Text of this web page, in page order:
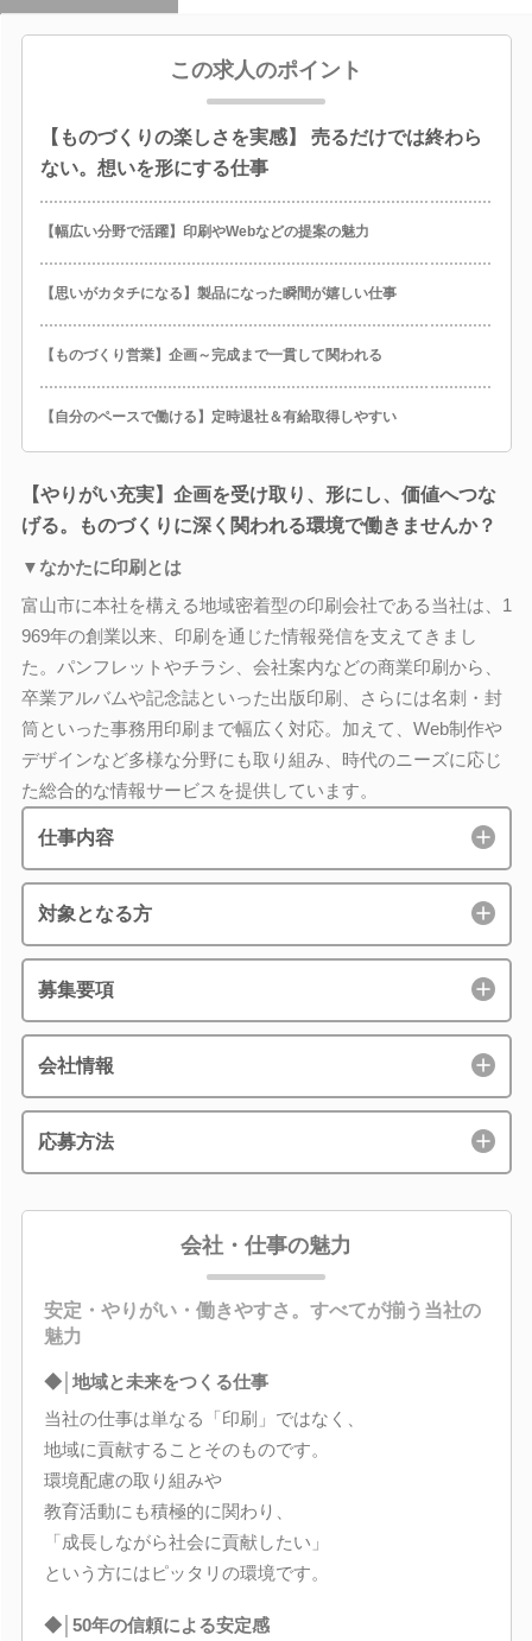
この求人のポイント
【ものづくりの楽しさを実感】 売るだけでは終わら
ない。想いを形にする仕事
【幅広い分野で活躍】印刷やWebなどの提案の魅力
【思いがカタチになる】製品になった瞬間が嬉しい仕事
【ものづくり営業】企画～完成まで一貫して関われる
【自分のペースで働ける】定時退社＆有給取得しやすい
【やりがい充実】企画を受け取り、形にし、価値へつな
げる。ものづくりに深く関われる環境で働きませんか？
▼なかたに印刷とは
富山市に本社を構える地域密着型の印刷会社である当社は、1
969年の創業以来、印刷を通じた情報発信を支えてきまし
た。パンフレットやチラシ、会社案内などの商業印刷から、
卒業アルバムや記念誌といった出版印刷、さらには名刺・封
筒といった事務用印刷まで幅広く対応。加えて、Web制作や
デザインなど多様な分野にも取り組み、時代のニーズに応じ
た総合的な情報サービスを提供しています。
仕事内容
対象となる方
募集要項
会社情報
応募方法
会社・仕事の魅力
安定・やりがい・働きやすさ。すべてが揃う当社の
魅力
◆│地域と未来をつくる仕事
当社の仕事は単なる「印刷」ではなく、
地域に貢献することそのものです。
環境配慮の取り組みや
教育活動にも積極的に関わり、
「成長しながら社会に貢献したい」
という方にはピッタリの環境です。
◆│50年の信頼による安定感